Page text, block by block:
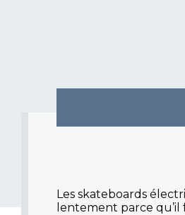
Les skateboards
lentement parce